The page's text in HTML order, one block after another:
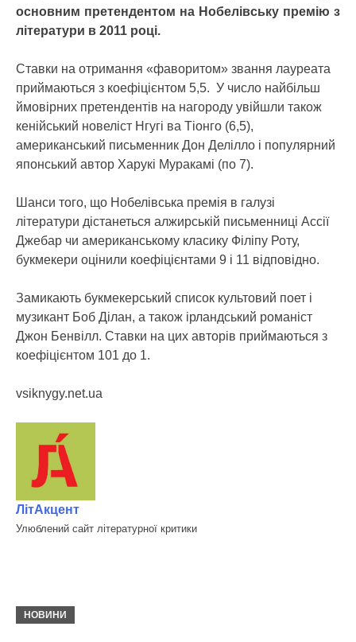
основним претендентом на Нобелівську премію з
літератури в 2011 році.
Ставки на отримання «фаворитом» звання лауреата
приймаються з коефіцієнтом 5,5. У число найбільш
ймовірних претендентів на нагороду увійшли також
кенійський новеліст Нгугі ва Тіонго (6,5),
американський письменник Дон Делілло і популярний
японський автор Харукі Муракамі (по 7).
Шанси того, що Нобелівська премія в галузі
літератури дістанеться алжирській письменниці Ассії
Джебар чи американському класику Філіпу Роту,
букмекери оцінили коефіцієнтами 9 і 11 відповідно.
Замикають букмекерський список культовий поет і
музикант Боб Ділан, а також ірландський романіст
Джон Бенвілл. Ставки на цих авторів приймаються з
коефіцієнтом 101 до 1.
vsiknygy.net.ua
ЛітАкцент
Улюблений сайт літературної критики
НОВИНИ